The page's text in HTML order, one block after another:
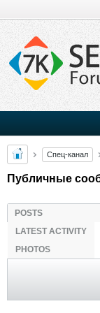
Спец-канал
Публичные
POSTS
LATEST ACTIVITY
PHOTOS